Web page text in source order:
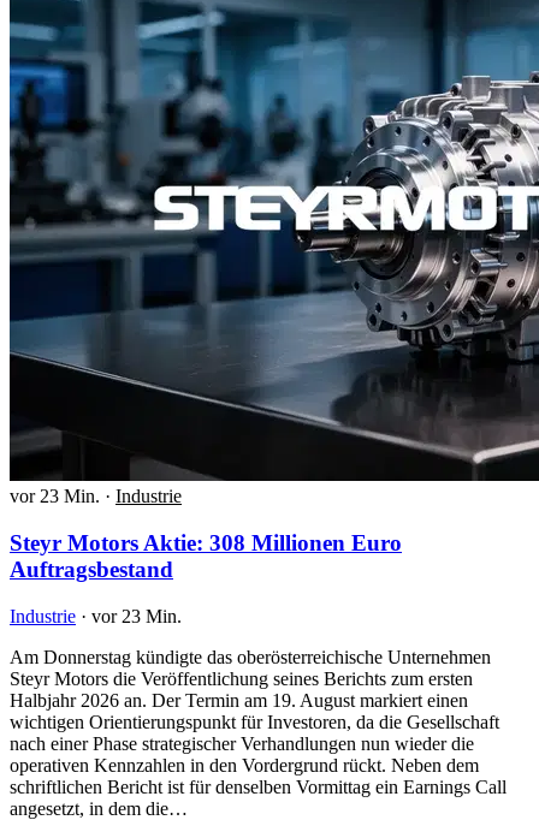
vor 23 Min. · Industrie
Steyr Motors Aktie: 308 Millionen Euro
Auftragsbestand
Industrie · vor 23 Min.
Am Donnerstag kündigte das oberösterreichische Unternehmen
Steyr Motors die Veröffentlichung seines Berichts zum ersten
Halbjahr 2026 an. Der Termin am 19. August markiert einen
wichtigen Orientierungspunkt für Investoren, da die Gesellschaft
nach einer Phase strategischer Verhandlungen nun wieder die
operativen Kennzahlen in den Vordergrund rückt. Neben dem
schriftlichen Bericht ist für denselben Vormittag ein Earnings Call
angesetzt, in dem die…